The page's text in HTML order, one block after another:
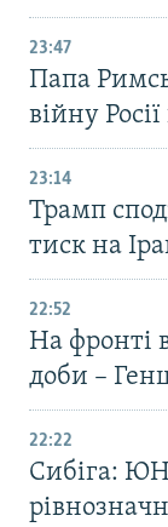
23:47
Папа
війну
23:14
Трамп
тиск на
22:52
На фронті
доби –
22:22
Сибіга: